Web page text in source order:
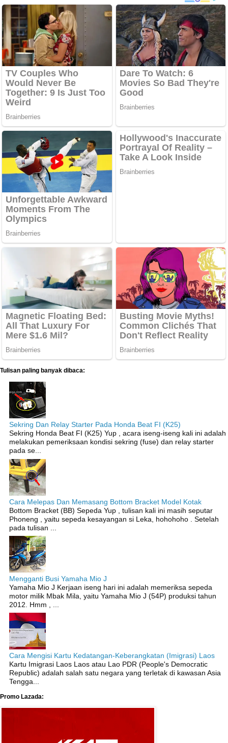
Tulisan paling banyak dibaca:
Sekring Dan Relay Starter Pada Honda Beat FI (K25)
Sekring Honda Beat FI (K25) Yup , acara iseng-iseng kali ini adalah
melakukan pemeriksaan kondisi sekring (fuse) dan relay starter
pada se...
Cara Melepas Dan Memasang Bottom Bracket Model Kotak
Bottom Bracket (BB) Sepeda Yup , tulisan kali ini masih seputar
Phoneng , yaitu sepeda kesayangan si Leka, hohohoho . Setelah
pada tulisan ...
Mengganti Busi Yamaha Mio J
Yamaha Mio J Kerjaan iseng hari ini adalah memeriksa sepeda
motor milik Mbak Mila, yaitu Yamaha Mio J (54P) produksi tahun
2012. Hmm , ...
Cara Mengisi Kartu Kedatangan-Keberangkatan (Imigrasi) Laos
Kartu Imigrasi Laos Laos atau Lao PDR (People's Democratic
Republic) adalah salah satu negara yang terletak di kawasan Asia
Tengga...
Promo Lazada: